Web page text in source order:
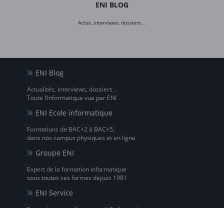
ENI BLOG
Actus, interviews, dossiers…
ENI Blog
Actualités, interviews, dossiers…
Toute l’informatique vue par ENI
ENI Ecole informatique
Formations de BAC+2 à BAC+5,
dans nos campus physiques et en ligne
Groupe ENI
Expert de la formation informatique
sous toutes ses formes depuis 1981
ENI Service